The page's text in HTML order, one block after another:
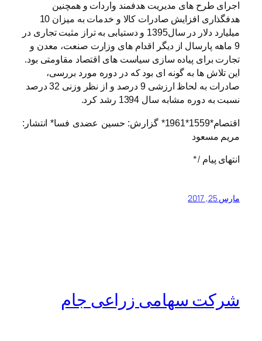
اجرای طرح های مدیریت هدفمند واردات و همچنین
هدفگذاری افزایش صادرات کالا و خدمات به میزان 10
میلیارد دلار در سال1395 و دستیابی به تراز مثبت تجاری در
9 ماهه پارسال از دیگر اقدام های وزارت صنعت، معدن و
تجارت برای پیاده سازی سیاست های اقتصاد مقاومتی بود.
این تلاش ها به گونه ای بود که در دوره مورد بررسی،
صادرات به لحاظ ارزشی 9 درصد و از نظر وزنی 32 درصد
نسبت به دوره مشابه سال 1394 رشد کرد.
اقتصام*1559*1961* گزارش: حسین عضدی فسا* انتشار:
مریم مسعود
انتهای پیام /*
مارس 25, 2017
شرکت سهامی زراعی جام